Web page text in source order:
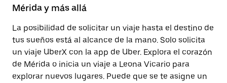
Mérida y más allá
La posibilidad de solicitar un viaje hasta el destino de
tus sueños está al alcance de la mano. Solo solicita
un viaje UberX con la app de Uber. Explora el corazón
de Mérida o inicia un viaje a Leona Vicario para
explorar nuevos lugares. Puede que se te asigne un